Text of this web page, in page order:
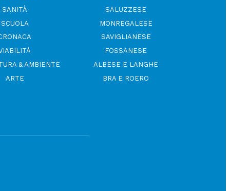
SANITÀ
SCUOLA
& AMBIENTE
ARTE
SALUZZESE
MONREGALESE
SAVIGLIANESE
FOSSANESE
ALBESE E LANGHE
BRA E ROERO